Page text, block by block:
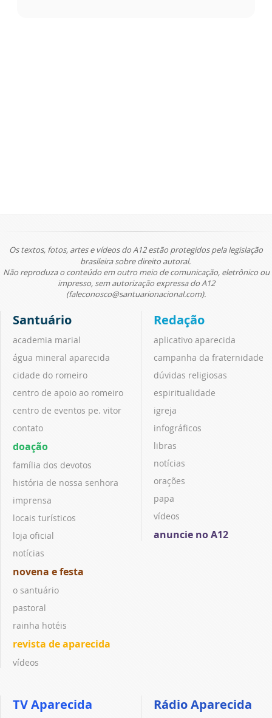
Os textos, fotos, artes e vídeos do A12 estão protegidos pela legislação
brasileira sobre direito autoral.
Não reproduza o conteúdo em outro meio de comunicação, eletrônico ou
impresso, sem autorização expressa do A12
(faleconosco@santuarionacional.com).
Santuário
academia marial
água mineral aparecida
cidade do romeiro
centro de apoio ao romeiro
centro de eventos pe. vitor
contato
doação
família dos devotos
história de nossa senhora
imprensa
locais turísticos
loja oficial
notícias
novena e festa
o santuário
pastoral
rainha hotéis
revista de aparecida
vídeos
Redação
aplicativo aparecida
campanha da fraternidade
dúvidas religiosas
espiritualidade
igreja
infográficos
libras
notícias
orações
papa
vídeos
anuncie no A12
TV Aparecida Rádio Aparecida